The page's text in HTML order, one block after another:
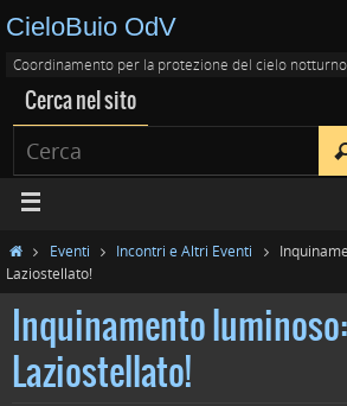
CieloBuio OdV
Coordinamento per la protezione del cielo notturno
Cerca nel sito
Eventi Incontri e Altri Eventi
Laziostellato!
Inquinamento
Laziostellato!